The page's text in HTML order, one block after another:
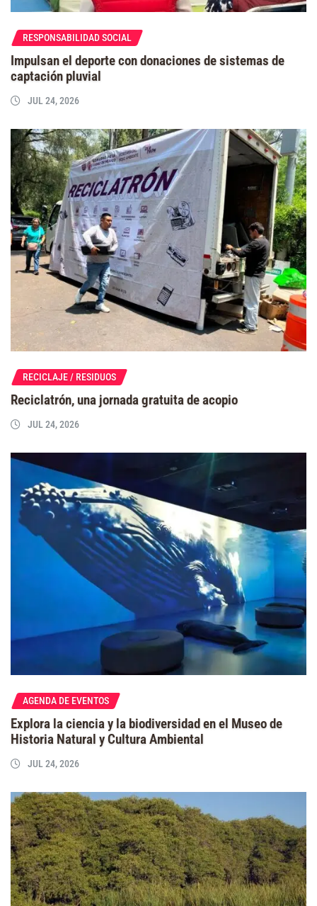
RESPONSABILIDAD SOCIAL
Impulsan el deporte con donaciones de sistemas de
captación pluvial
JUL 24, 2026
RECICLAJE / RESIDUOS
Reciclatrón, una jornada gratuita de acopio
JUL 24, 2026
AGENDA DE EVENTOS
Explora la ciencia y la biodiversidad en el Museo de
Historia Natural y Cultura Ambiental
JUL 24, 2026